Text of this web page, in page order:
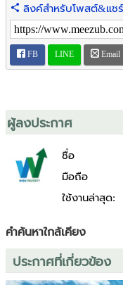
เทคโนโลยีราชมงคลรัตนโ
- ใกล้ตลาดบางแค
Click ... เพื่อดูราคาและราย
https://wishproperty.com/
ติดต่อ : คุณทรงชัย โทร.
Wish Property Co.,Ltd.
ศูนย์บริการ รับฝากขาย ซื้อ
ขายฝาก จำนอง อสังหาริม
ขายบ้านเดี่ยว ธนะธำรง
ภิเษก, ขายบ้านบางแค ธนะ
ชนนี
ลิงค์สำหรับโพสต์&แช
FB LINE Email
ผู้ลงประกาศ
ชื่อ
มือถือ
ใช้งานล่าสุด:
คำค้นหาใกล้เคียง
ประกาศที่เกี่ยวข้อง